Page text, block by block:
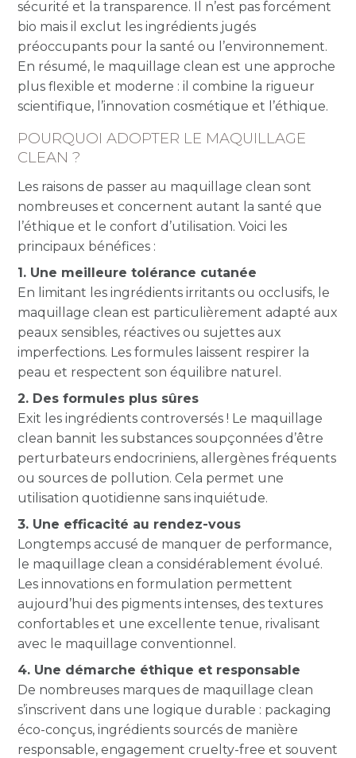
sécurité et la transparence. Il n’est pas forcément
bio mais il exclut les ingrédients jugés
préoccupants pour la santé ou l’environnement.
En résumé, le maquillage clean est une approche
plus flexible et moderne : il combine la rigueur
scientifique, l’innovation cosmétique et l’éthique.
POURQUOI ADOPTER LE MAQUILLAGE
CLEAN ?
Les raisons de passer au maquillage clean sont
nombreuses et concernent autant la santé que
l’éthique et le confort d’utilisation. Voici les
principaux bénéfices :
1. Une meilleure tolérance cutanée
En limitant les ingrédients irritants ou occlusifs, le
maquillage clean est particulièrement adapté aux
peaux sensibles, réactives ou sujettes aux
imperfections. Les formules laissent respirer la
peau et respectent son équilibre naturel.
2. Des formules plus sûres
Exit les ingrédients controversés ! Le maquillage
clean bannit les substances soupçonnées d’être
perturbateurs endocriniens, allergènes fréquents
ou sources de pollution. Cela permet une
utilisation quotidienne sans inquiétude.
3. Une efficacité au rendez-vous
Longtemps accusé de manquer de performance,
le maquillage clean a considérablement évolué.
Les innovations en formulation permettent
aujourd’hui des pigments intenses, des textures
confortables et une excellente tenue, rivalisant
avec le maquillage conventionnel.
4. Une démarche éthique et responsable
De nombreuses marques de maquillage clean
s’inscrivent dans une logique durable : packaging
éco-conçus, ingrédients sourcés de manière
responsable, engagement cruelty-free et souvent